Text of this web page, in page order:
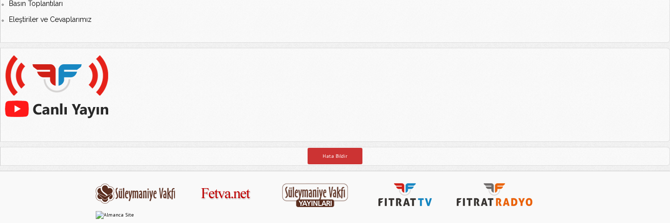
Basın Toplantıları
Eleştiriler ve Cevaplarımız
Hata Bildir